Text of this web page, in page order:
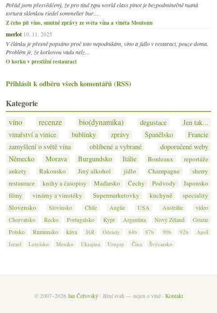
Pořád jsem přesvědčený, že pro titul typu world class pinot je bezpodmínečně nutná
tortura sklenkou riedel sommelier bur…
Z čeho pít víno, smutné zprávy ze světa vína a viněta Moutonu
merlot 10. 11. 2025
V článku je přesně popsáno proč toto nepodnikám, víno a jídlo v restaraci, pouze doma.
Problém je, že korkovou vadu nelz…
O korku v prestižní restauraci
Přihlásit k odběru všech komentářů (RSS)
Kategorie
víno recenze bio(dynamika) degustace
Jen tak...
vinařství a vinice
bublinky zprávy Španělsko
Francie
zamyšlení o světě vína
oblíbené a vybrané
doporučené weby
Německo
Morava Burgundsko Itálie Bordeaux
reportáže
ankety
Rakousko Jiný alkohol jídlo Champagne
sherry
restaurace
knihy a časopisy Maďarsko Čechy Podvody
Japonsko
filmy
vinárny a vinotéky Supermarketovky kuchyně
speciality
Slovensko
Slovinsko Chile Anglie USA Austrálie
video
Chorvatsko
Řecko Portugalsko Kypr Argentina Nový Zéland
Gruzie
Polsko
Rumunsko káva JAR Odrůdy 84b 87b 90b 92b
Apríl
Izrael
Lotyšsko Mexiko Ukrajina Urugay Čína Švýcarsko
© 2007–2026 Jan Čeřovský· Jižní svah — nejen o víně · Kontakt